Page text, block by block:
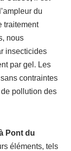
du
traitement
nous
insecticides
par gel. Les
contraintes
de pollution des
Pont du
éléments, tels